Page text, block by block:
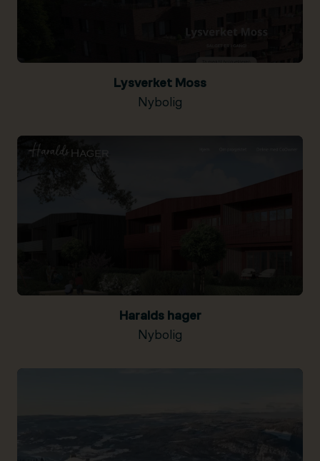
Lysverket Moss
Nybolig
Haralds hager
Nybolig